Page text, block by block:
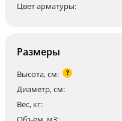
Цвет арматуры:
Размеры
Высота, см: ?
Диаметр, см:
Вес, кг: